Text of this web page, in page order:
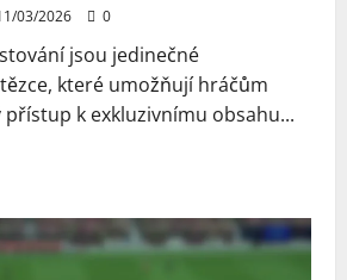
03/2026 0
jsou jedinečné
které umožňují hráčům
k exkluzivnímu obsahu...